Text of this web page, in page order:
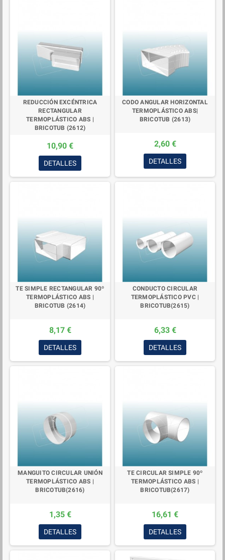
REDUCCIÓN EXCÉNTRICA
RECTANGULAR
TERMOPLÁSTICO ABS |
BRICOTUB (2612)
10,90 €
DETALLES
CODO ANGULAR HORIZONTAL
TERMOPLÁSTICO ABS|
BRICOTUB (2613)
2,60 €
DETALLES
TE SIMPLE RECTANGULAR 90º
TERMOPLÁSTICO ABS |
BRICOTUB (2614)
8,17 €
DETALLES
CONDUCTO CIRCULAR
TERMOPLÁSTICO PVC |
BRICOTUB(2615)
6,33 €
DETALLES
MANGUITO CIRCULAR UNIÓN
TERMOPLÁSTICO ABS |
BRICOTUB(2616)
1,35 €
DETALLES
TE CIRCULAR SIMPLE 90º
TERMOPLÁSTICO ABS |
BRICOTUB(2617)
16,61 €
DETALLES